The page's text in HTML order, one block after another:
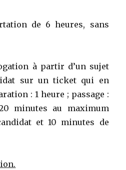
de 6 heures, sans
à partir d’un sujet
sur un ticket qui en
: 1 heure ; passage :
minutes au maximum
et 10 minutes de